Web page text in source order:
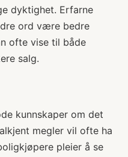
dyktighet. Erfarne
ord være bedre
ofte vise til både
salg.
kunnskaper om det
megler vil ofte ha
pleier å se